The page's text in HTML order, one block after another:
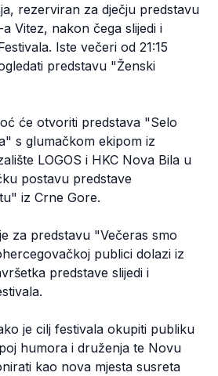
rezerviran za dječju predstavu
Vitez, nakon čega slijedi i
Iste večeri od 21:15
predstavu "Ženski
će otvoriti predstava "Selo
s glumačkom ekipom iz
LOGOS i HKC Nova Bila u
postavu predstave
iz Crne Gore.
za predstavu "Večeras smo
publici dolazi iz
predstave slijedi i
je cilj festivala okupiti publiku
humora i druženja te Novu
kao nova mjesta susreta